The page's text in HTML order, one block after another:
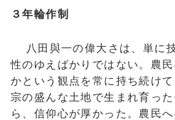
３年輪作制
八田與一の偉大さは、単に
性のゆえばかりではない。農
かという観点を常に持ち続け
宗の盛んな土地で生まれ育っ
ら、信仰心が厚かった。農民